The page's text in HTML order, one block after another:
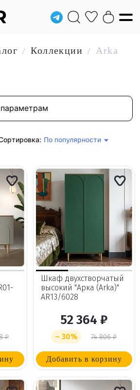
/ Коллекции / Arka
По популярности
₽
Шкаф двухстворчатый
высокий "Арка (Arka)"
AR13/6028
52 364 ₽
– 30% 74 806 ₽
Добавить в корзину